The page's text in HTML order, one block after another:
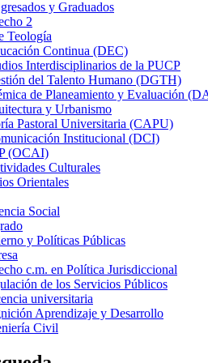
y Graduados
2
Teología
Continua (DEC)
Interdisciplinarios de la PUCP
del Talento Humano (DGTH)
de Planeamiento y Evaluación
y Urbanismo
Pastoral Universitaria (CAPU)
Institucional (DCI)
(OCAI)
Culturales
Orientales
Social
y Políticas Públicas
c.m. en Política Jurisdiccional
de los Servicios Públicos
universitaria
Aprendizaje y Desarrollo
Civil